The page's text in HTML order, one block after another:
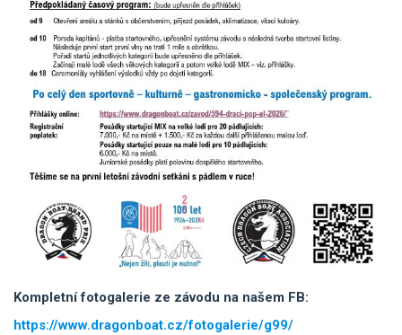
Kompletní fotogalerie ze závodu na našem FB:
https://www.dragonboat.cz/fotogalerie/g99/